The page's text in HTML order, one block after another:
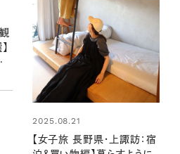
2025.08.21
【女子旅 長野県・上諏訪：宿